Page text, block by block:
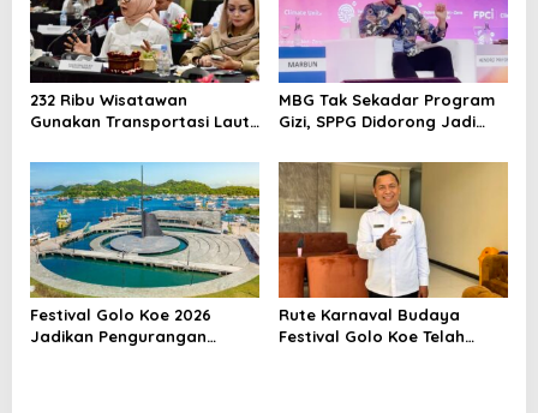
232 Ribu Wisatawan
Gunakan Transportasi Laut
Keselamatan Jadi Prioritas
MBG Tak Sekadar Program
Gizi, SPPG Didorong Jadi
Festival Golo Koe 2026
Jadikan Pengurangan
Rute Karnaval Budaya
Festival Golo Koe Telah